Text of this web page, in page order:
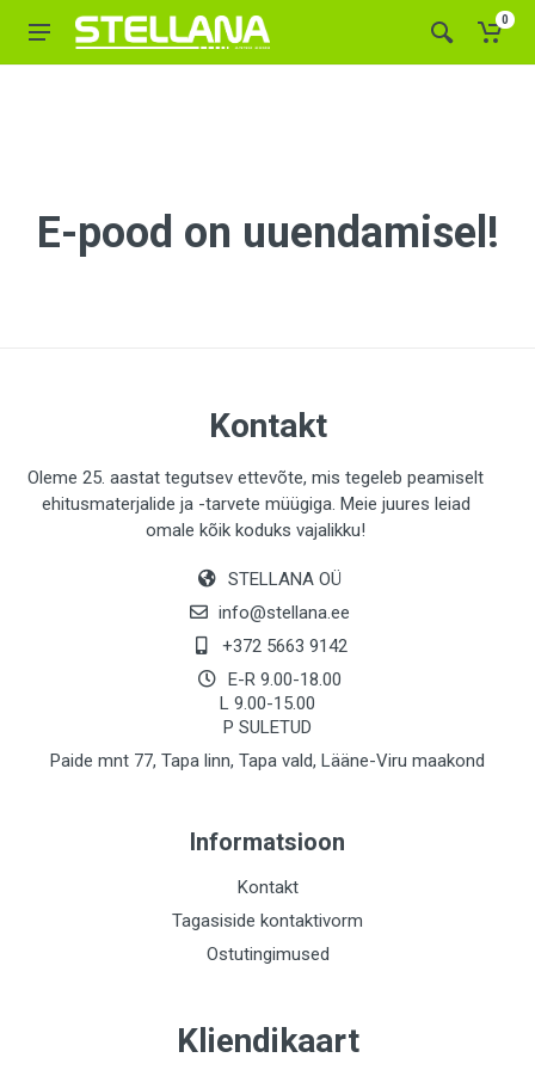
0
E-pood on uuendamisel!
Kontakt
Oleme 25. aastat tegutsev ettevõte, mis tegeleb peamiselt
ehitusmaterjalide ja -tarvete müügiga. Meie juures leiad
omale kõik koduks vajalikku!
STELLANA OÜ
info@stellana.ee
+372 5663 9142
E-R 9.00-18.00
L 9.00-15.00
P SULETUD
Paide mnt 77, Tapa linn, Tapa vald, Lääne-Viru maakond
Informatsioon
Kontakt
Tagasiside kontaktivorm
Ostutingimused
Kliendikaart